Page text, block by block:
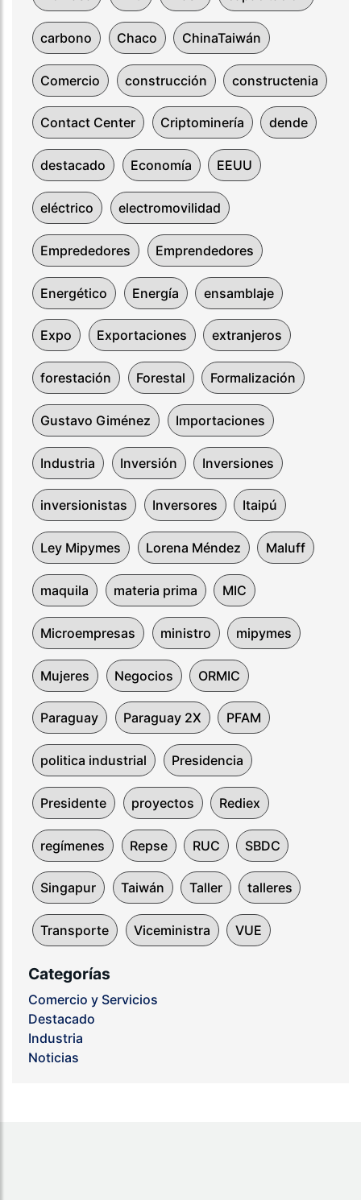
carbono Chaco ChinaTaiwán
Comercio construcción constructenia
Contact Center Criptominería dende
destacado Economía EEUU
eléctrico electromovilidad
Emprededores Emprendedores
Energético Energía ensamblaje
Expo Exportaciones extranjeros
forestación Forestal Formalización
Gustavo Giménez Importaciones
Industria Inversión Inversiones
inversionistas Inversores Itaipú
Ley Mipymes Lorena Méndez Maluff
maquila materia prima MIC
Microempresas ministro mipymes
Mujeres Negocios ORMIC
Paraguay Paraguay 2X PFAM
politica industrial Presidencia
Presidente proyectos Rediex
regímenes Repse RUC SBDC
Singapur Taiwán Taller talleres
Transporte Viceministra VUE
Categorías
Comercio y Servicios
Destacado
Industria
Noticias